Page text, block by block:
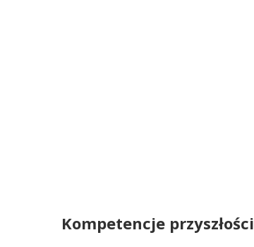
Kompetencje przyszłości